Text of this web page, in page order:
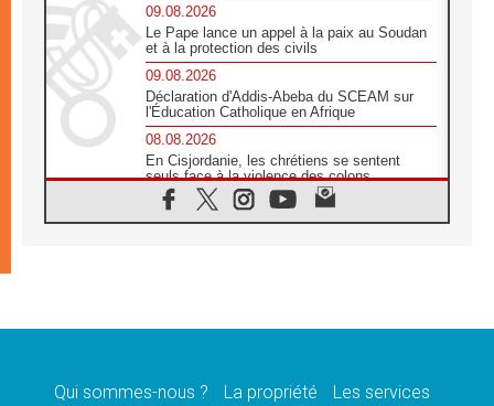
09.08.2026
Le Pape lance un appel à la paix au Soudan
et à la protection des civils
09.08.2026
Déclaration d'Addis-Abeba du SCEAM sur
l'Éducation Catholique en Afrique
08.08.2026
En Cisjordanie, les chrétiens se sentent
seuls face à la violence des colons
08.08.2026
Léon XIV au sanctuaire de Notre Dame du
08.08.2026
08.08.2026
Qui sommes-nous ? La propriété Les services